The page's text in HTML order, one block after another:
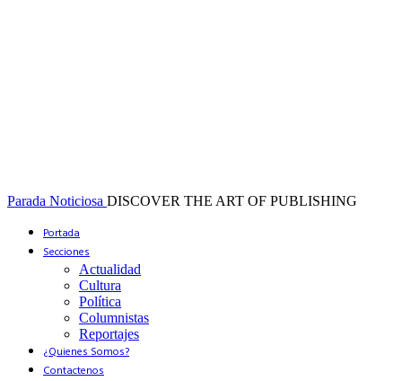
Parada Noticiosa DISCOVER THE ART OF PUBLISHING
Portada
Secciones
Actualidad
Cultura
Política
Columnistas
Reportajes
¿Quienes Somos?
Contactenos